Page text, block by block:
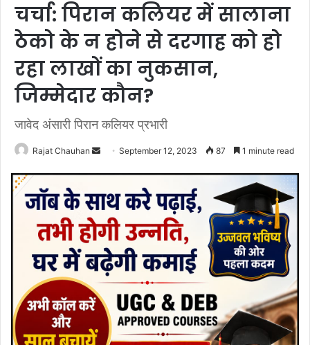
चर्चा: पिरान कलियर में सालाना
ठेको के न होने से दरगाह को हो
रहा लाखों का नुकसान,
जिम्मेदार कौन?
जावेद अंसारी पिरान कलियर प्रभारी
Rajat Chauhan
Send September 12, 2023 87 1 minute read